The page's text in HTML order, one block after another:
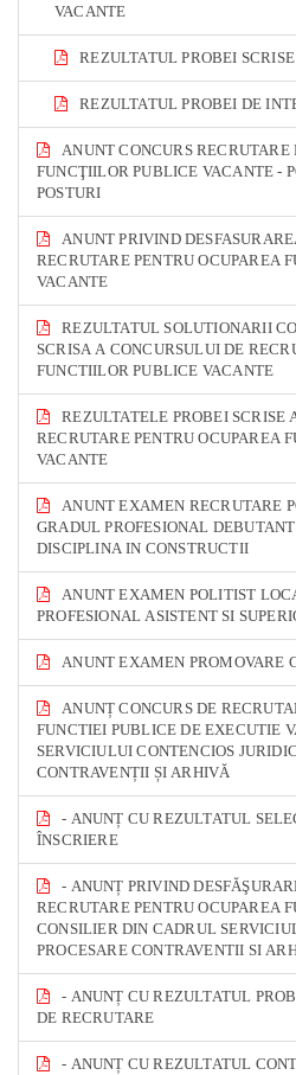
VACANTE
REZULTATUL PROBEI SCRISE
REZULTATUL PROBEI DE
ANUNT CONCURS RECRUTARE
FUNCŢIILOR PUBLICE VACANTE -
POSTURI
ANUNT PRIVIND
RECRUTARE PENTRU OCUPAREA
VACANTE
REZULTATUL SOLUTIONARII
SCRISA A CONCURSULUI DE
FUNCTIILOR PUBLICE VACANTE
REZULTATELE PROBEI SCRISE
RECRUTARE PENTRU OCUPAREA
VACANTE
ANUNT EXAMEN RECRUTARE
GRADUL PROFESIONAL
DISCIPLINA IN CONSTRUCTII
ANUNT EXAMEN POLITIST
PROFESIONAL ASISTENT SI
ANUNT EXAMEN PROMOVARE
ANUNȚ CONCURS DE
FUNCTIEI PUBLICE DE EXECUTIE
SERVICIULUI CONTENCIOS
CONTRAVENȚII ȘI ARHIVĂ
- ANUNȚ CU REZULTATUL
ÎNSCRIERE
- ANUNȚ PRIVIND
RECRUTARE PENTRU OCUPAREA
CONSILIER DIN CADRUL
PROCESARE CONTRAVENTII SI
- ANUNȚ CU REZULTATUL
DE RECRUTARE
- ANUNȚ CU REZULTATUL